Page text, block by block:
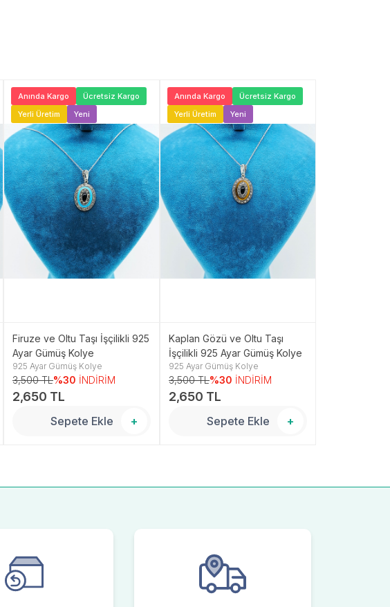
Anında Kargo
Ücretsiz Kargo
Yerli Üretim
Yeni
Firuze ve Oltu Taşı İşçilikli 925
Ayar Gümüş Kolye
925 Ayar Gümüş Kolye
3,500 TL%30 İNDİRİM
2,650 TL
Sepete Ekle +
Anında Kargo
Ücretsiz Kargo
Yerli Üretim
Yeni
Kaplan Gözü ve Oltu Taşı
İşçilikli 925 Ayar Gümüş Kolye
925 Ayar Gümüş Kolye
3,500 TL%30 İNDİRİM
2,650 TL
Sepete Ekle +